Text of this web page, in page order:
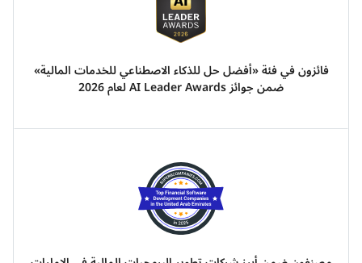
فائزون في فئة «أفضل حل للذكاء الاصطناعي للخدمات المالية»
ضمن جوائز AI Leader Awards لعام 2026